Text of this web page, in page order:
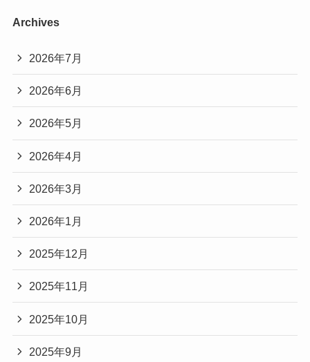
Archives
2026年7月
2026年6月
2026年5月
2026年4月
2026年3月
2026年1月
2025年12月
2025年11月
2025年10月
2025年9月